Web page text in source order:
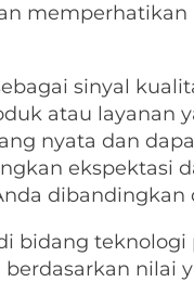
sinyal
atau layanan
nyata dan
ekspektasi
dibandingkan
bidang
nilai